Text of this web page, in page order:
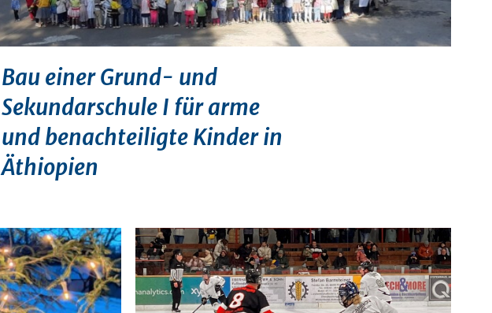
Bau einer Grund- und
Sekundarschule I für arme
und benachteiligte Kinder in
Äthiopien